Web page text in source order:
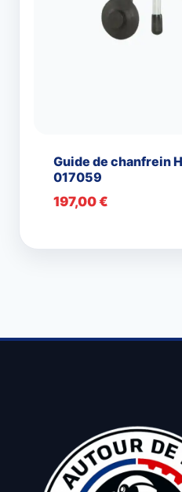
Guide de chanfrein
017059
197,00€